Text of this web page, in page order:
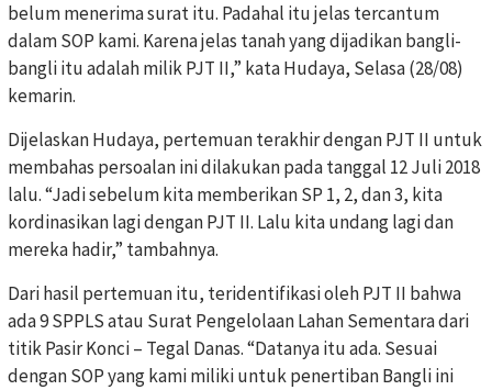
belum menerima surat itu. Padahal itu jelas tercantum
dalam SOP kami. Karena jelas tanah yang dijadikan bangli-
bangli itu adalah milik PJT II,” kata Hudaya, Selasa (28/08)
kemarin.
Dijelaskan Hudaya, pertemuan terakhir dengan PJT II untuk
membahas persoalan ini dilakukan pada tanggal 12 Juli 2018
lalu. “Jadi sebelum kita memberikan SP 1, 2, dan 3, kita
kordinasikan lagi dengan PJT II. Lalu kita undang lagi dan
mereka hadir,” tambahnya.
Dari hasil pertemuan itu, teridentifikasi oleh PJT II bahwa
ada 9 SPPLS atau Surat Pengelolaan Lahan Sementara dari
titik Pasir Konci – Tegal Danas. “Datanya itu ada. Sesuai
dengan SOP yang kami miliki untuk penertiban Bangli ini